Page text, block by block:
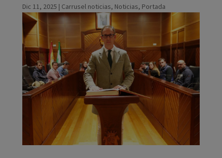
Dic 11, 2025 | Carrusel noticias, Noticias, Portada